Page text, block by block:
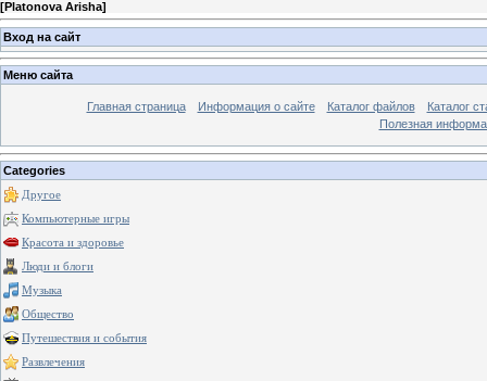
[Platonova Arisha]
Вход на сайт
Меню сайта
Главная страница Информация о сайте Каталог файлов
Каталог
Полезная
Categories
Другое
Компьютерные игры
Красота и здоровье
Люди и блоги
Музыка
Общество
Путешествия и события
Развлечения